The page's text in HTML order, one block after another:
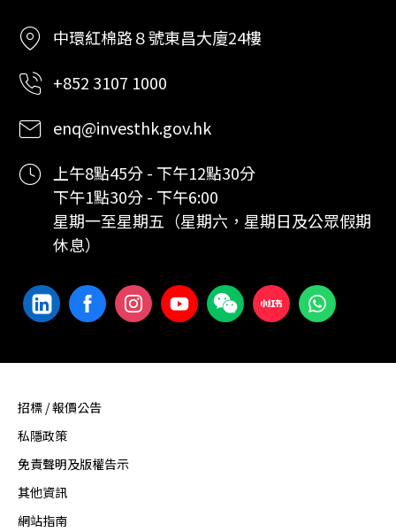
中環紅棉路８號東昌大廈24樓
+852 3107 1000
enq@investhk.gov.hk
上午8點45分 - 下午12點30分
下午1點30分 - 下午6:00
星期一至星期五（星期六，星期日及公眾假期
休息）
招標 / 報價公告
私隱政策
免責聲明及版權告示
其他資訊
網站指南